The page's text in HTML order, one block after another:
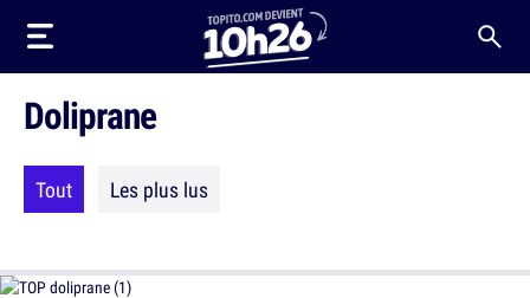
Doliprane
Tout Les plus lus